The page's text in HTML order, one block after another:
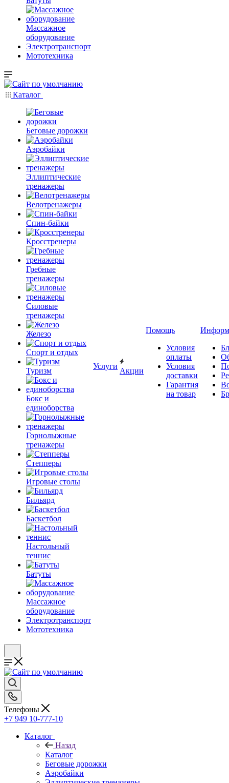
Массажное
оборудование
Электротранспорт
Мототехника
Каталог
Беговые дорожки
Аэробайки
Эллиптические
тренажеры
Велотренажеры
Спин-байки
Кросстренеры
Гребные
тренажеры
Силовые
тренажеры
Железо
Спорт и отдых
Туризм
Бокс и
единоборства
Горнолыжные
тренажеры
Степперы
Игровые столы
Бильярд
Баскетбол
Настольный
теннис
Батуты
Массажное
оборудование
Электротранспорт
Мототехника
Услуги
Акции
Помощь
Условия
оплаты
Условия
доставки
Гарантия
на товар
Телефоны
+7 949 10-777-10
Каталог
Назад
Каталог
Беговые дорожки
Аэробайки